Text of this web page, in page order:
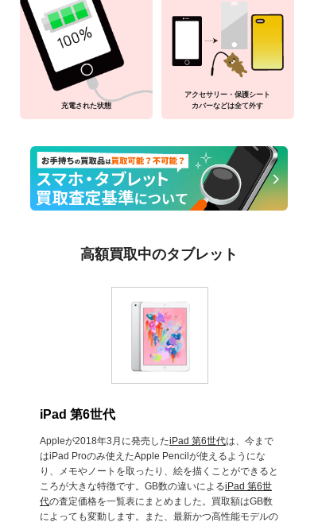
充電された状態
アクセサリー・保護シート
カバーなどは全て外す
高額買取中のタブレット
iPad 第6世代
Appleが2018年3月に発売したiPad 第6世代は、今まで
はiPad Proのみ使えたApple Pencilが使えるようにな
り、メモやノートを取ったり、絵を描くことができると
ころが大きな特徴です。GB数の違いによるiPad 第6世
代の査定価格を一覧表にまとめました。買取額はGB数
によっても変動します。また、最新かつ高性能モデルの